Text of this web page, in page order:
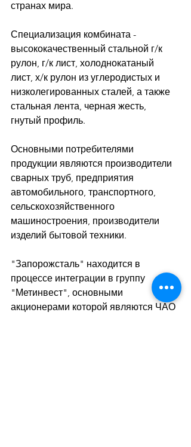
странах мира.
Специализация комбината -
высококачественный стальной г/к
рулон, г/к лист, холоднокатаный
лист, х/к рулон из углеродистых и
низколегированных сталей, а также
стальная лента, черная жесть,
гнутый профиль.
Основными потребителями
продукции являются производители
сварных труб, предприятия
автомобильного, транспортного,
сельскохозяйственного
машиностроения, производители
изделий бытовой техники.
"Запорожсталь" находится в
процессе интеграции в группу
"Метинвест", основными
акционерами которой являются ЧАО